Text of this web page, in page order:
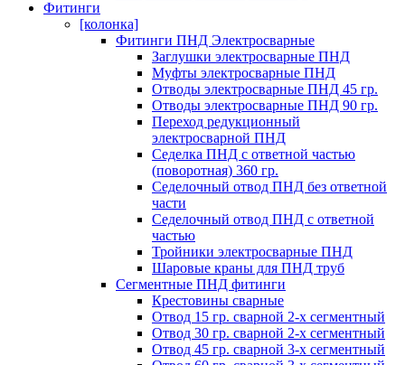
Фитинги
[колонка]
Фитинги ПНД Электросварные
Заглушки электросварные ПНД
Муфты электросварные ПНД
Отводы электросварные ПНД 45 гр.
Отводы электросварные ПНД 90 гр.
Переход редукционный
электросварной ПНД
Седелка ПНД с ответной частью
(поворотная) 360 гр.
Седелочный отвод ПНД без ответной
части
Седелочный отвод ПНД с ответной
частью
Тройники электросварные ПНД
Шаровые краны для ПНД труб
Сегментные ПНД фитинги
Крестовины сварные
Отвод 15 гр. сварной 2-х сегментный
Отвод 30 гр. сварной 2-х сегментный
Отвод 45 гр. сварной 3-х сегментный